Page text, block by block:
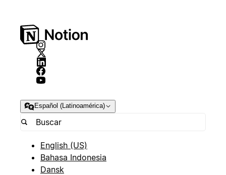
Español (Latinoamérica)
English (US)
Bahasa Indonesia
Dansk